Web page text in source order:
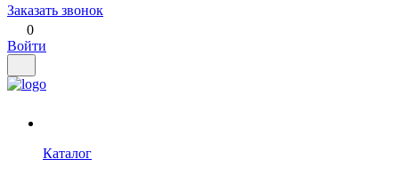
Заказать звонок
0
Войти
Каталог